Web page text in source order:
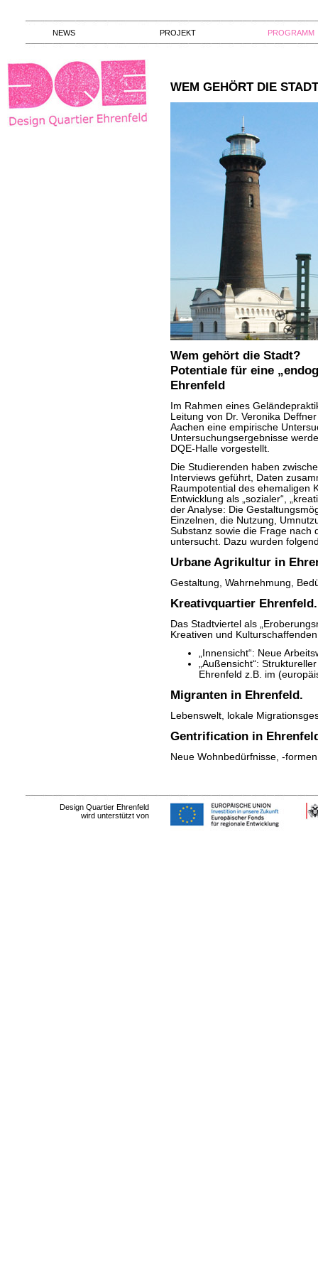
NEWS PROJEKT PROGRAMM
WEM GEHÖRT DIE
Wem gehört die Stadt?
Potentiale für eine
Ehrenfeld
Im Rahmen eines
Leitung von Dr. Veronika
Aachen eine empirische
Untersuchungsergebnisse
DQE-Halle vorgestellt.
Die Studierenden haben
Interviews geführt, Daten
Raumpotential des ehemaligen
Entwicklung als „sozialer“,
der Analyse: Die
Einzelnen, die Nutzung,
Substanz sowie die Frage nach
untersucht. Dazu wurden
Urbane Agrikultur in
Gestaltung, Wahrnehmung,
Kreativquartier Ehrenfeld.
Das Stadtviertel als
Kreativen und Kulturschaffenden
„Innensicht“: Neue
„Außensicht“:
Ehrenfeld z.B. im
Migranten in Ehrenfeld.
Lebenswelt, lokale
Gentrification in
Neue Wohnbedürfnisse, -
Design Quartier Ehrenfeld
wird unterstützt von